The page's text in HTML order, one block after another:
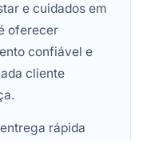
e cuidados em
oferecer
confiável e
cliente
rápida